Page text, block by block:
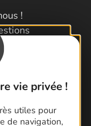
vie privée !
utiles pour
de navigation,
!